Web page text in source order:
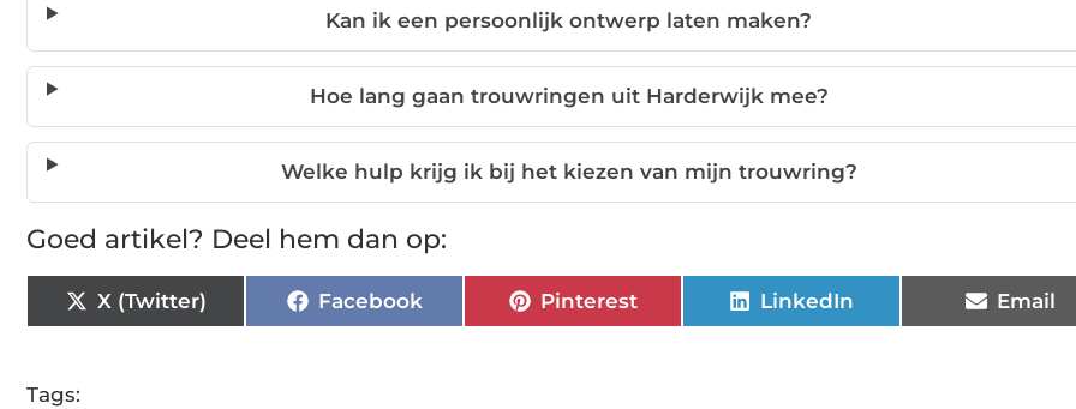
Kan ik een persoonlijk ontwerp laten maken?
Hoe lang gaan trouwringen uit Harderwijk mee?
Welke hulp krijg ik bij het kiezen van mijn trouwring?
Goed artikel? Deel hem dan op:
X (Twitter) Facebook Pinterest LinkedIn Email
Tags: